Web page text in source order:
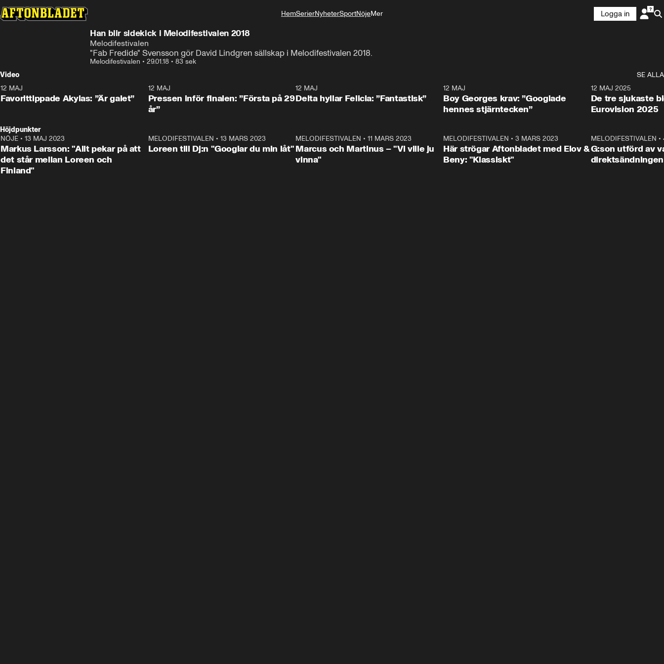
HemSerierNyheterSportNöjeMer
Logga in
Han blir sidekick i Melodifestivalen 2018
Melodifestivalen
"Fab Fredide" Svensson gör David Lindgren sällskap i Melodifestivalen 2018.
Melodifestivalen • 29.01.18 • 83 sek
Video
SE ALLA
12 MAJ
Favorittippade Akylas: ”Är galet”
0:59
12 MAJ
Pressen inför finalen: ”Första på 29
år”
12 MAJ
Delta hyllar Felicia: ”Fantastisk”
12 MAJ
Boy Georges krav: ”Googlade
hennes stjärntecken”
12 MAJ 2025
De tre sjukaste
Eurovision 2025
Höjdpunkter
NÖJE • 13 MAJ 2023
Markus Larsson: "Allt pekar på att
det står mellan Loreen och
Finland"
MELODIFESTIVALEN • 13 MARS 2023
Loreen till Dj:n "Googlar du min låt"
MELODIFESTIVALEN •11 MARS 2023
Marcus och Martinus – "Vi ville ju
vinna"
MELODIFESTIVALEN • 3 MARS 2023
Här strögar Aftonbladet med Elov &
Beny: "Klassiskt"
MELODIFESTIVALEN •
G:son utförd av
direktsändningen